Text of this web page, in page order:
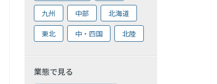
九州 中部 北海道
東北 中・四国 北陸
業態で見る